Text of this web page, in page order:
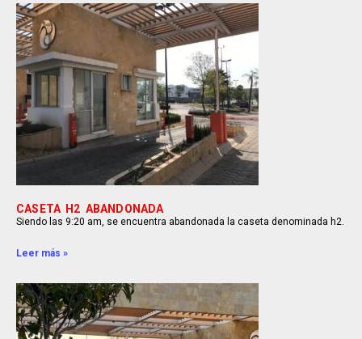
CASETA H2 ABANDONADA
Siendo las 9:20 am, se encuentra abandonada la caseta denominada h2.
Leer más »